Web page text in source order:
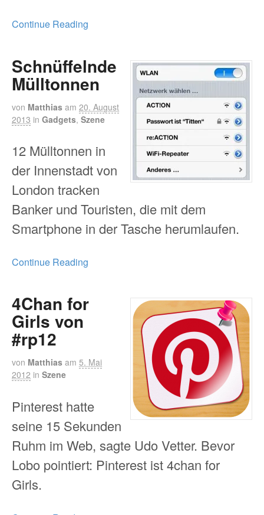
Continue Reading
Schnüffelnde
Mülltonnen
von Matthias am 20. August
2013 in Gadgets, Szene
12 Mülltonnen in
der Innenstadt von
London tracken
Banker und Touristen, die mit dem
Smartphone in der Tasche herumlaufen.
Continue Reading
4Chan for
Girls von
#rp12
von Matthias am 5. Mai
2012 in Szene
Pinterest hatte
seine 15 Sekunden
Ruhm im Web, sagte Udo Vetter. Bevor
Lobo pointiert: Pinterest ist 4chan for
Girls.